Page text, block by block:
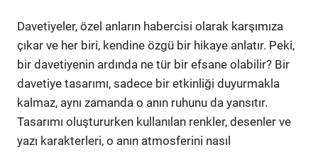
Davetiyeler, özel anların habercisi olarak karşımıza
çıkar ve her biri, kendine özgü bir hikaye anlatır. Peki,
bir davetiyenin ardında ne tür bir efsane olabilir? Bir
davetiye tasarımı, sadece bir etkinliği duyurmakla
kalmaz, aynı zamanda o anın ruhunu da yansıtır.
Tasarımı oluştururken kullanılan renkler, desenler ve
yazı karakterleri, o anın atmosferini nasıl